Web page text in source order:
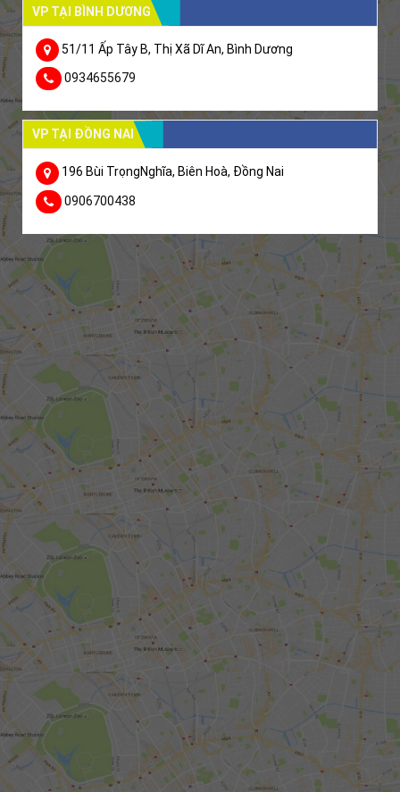
VP TẠI BÌNH DƯƠNG
51/11 Ấp Tây B, Thị Xã Dĩ An, Bình Dương
0934655679
VP TẠI ĐỒNG NAI
196 Bùi TrọngNghĩa, Biên Hoà, Đồng Nai
0906700438